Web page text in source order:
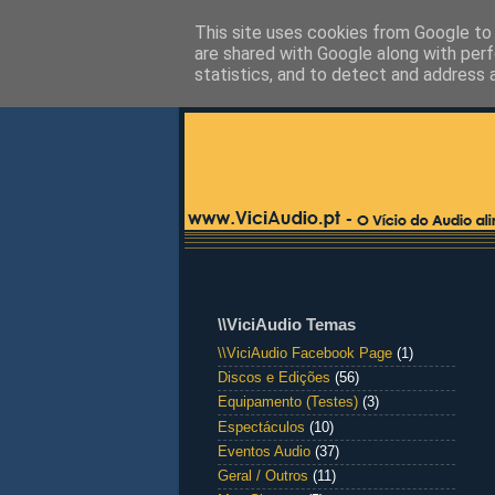
\\ViciAudio Temas
\\ViciAudio Facebook Page (1)
Discos e Edições (56)
Equipamento (Testes) (3)
Espectáculos (10)
Eventos Audio (37)
Geral / Outros (11)
This site uses cookies from Google
are shared with Google along with
statistics, and to detect and address